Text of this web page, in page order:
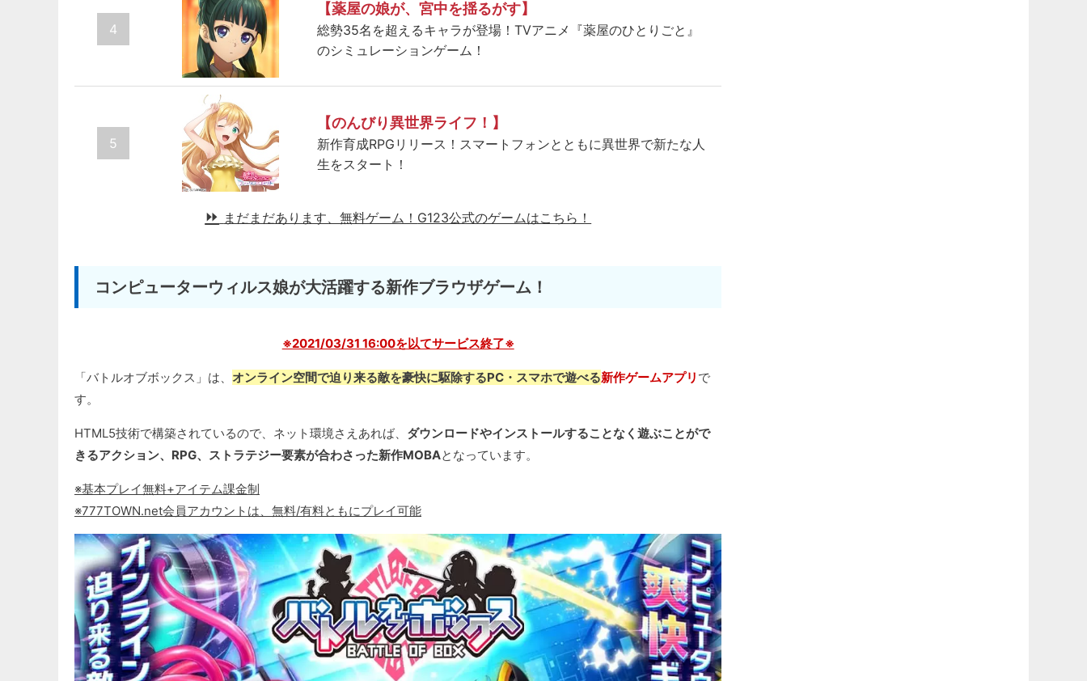
4
【薬屋の娘が、宮中を揺るがす】
総勢35名を超えるキャラが登場！TVアニメ『薬屋のひとりごと』
のシミュレーションゲーム！
5
【のんびり異世界ライフ！】
新作育成RPGリリース！スマートフォンとともに異世界で新たな人
生をスタート！
まだまだあります、無料ゲーム！ G123公式のゲームはこちら！
コンピューターウィルス娘が大活躍する新作ブラウザゲーム！
※2021/03/31 16:00を以てサービス終了※
「バトルオブボックス」は、 オンライン空間で迫り来る敵を豪快に駆除するPC・スマホで遊べる新作ゲームアプリ で
す。
HTML5技術で構築されているので、ネット環境さえあれば、 ダウンロードやインストールすることなく遊ぶことがで
きるアクション、RPG、ストラテジー要素が合わさった新作MOBAとなっています。
※基本プレイ無料+アイテム課金制
※777TOWN.net会員アカウントは、無料/有料ともにプレイ可能